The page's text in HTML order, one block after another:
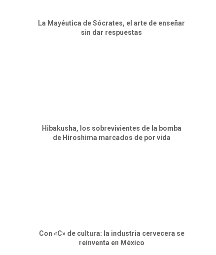
La Mayéutica de Sócrates, el arte de enseñar
sin dar respuestas
Hibakusha, los sobrevivientes de la bomba
de Hiroshima marcados de por vida
Con «C» de cultura: la industria cervecera se
reinventa en México